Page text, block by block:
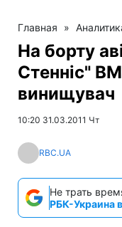
Главная »
На борту
Стенніс"
винищувач
10:20 31.03.2011 Чт
RBC.UA
Не трать
РБК-Украина